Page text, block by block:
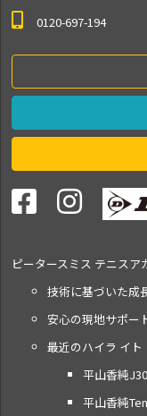
0120-697-194
ピータースミス テニスア
技術に基づいた成
安心の現地サポー
最近のハイラ イト
平山香純
平山香純